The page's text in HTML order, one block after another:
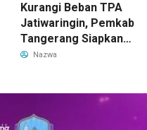
Kurangi Beban TPA
Jatiwaringin, Pemkab
Tangerang Siapkan
TPS3R Baru di Tigaraksa
Nazwa